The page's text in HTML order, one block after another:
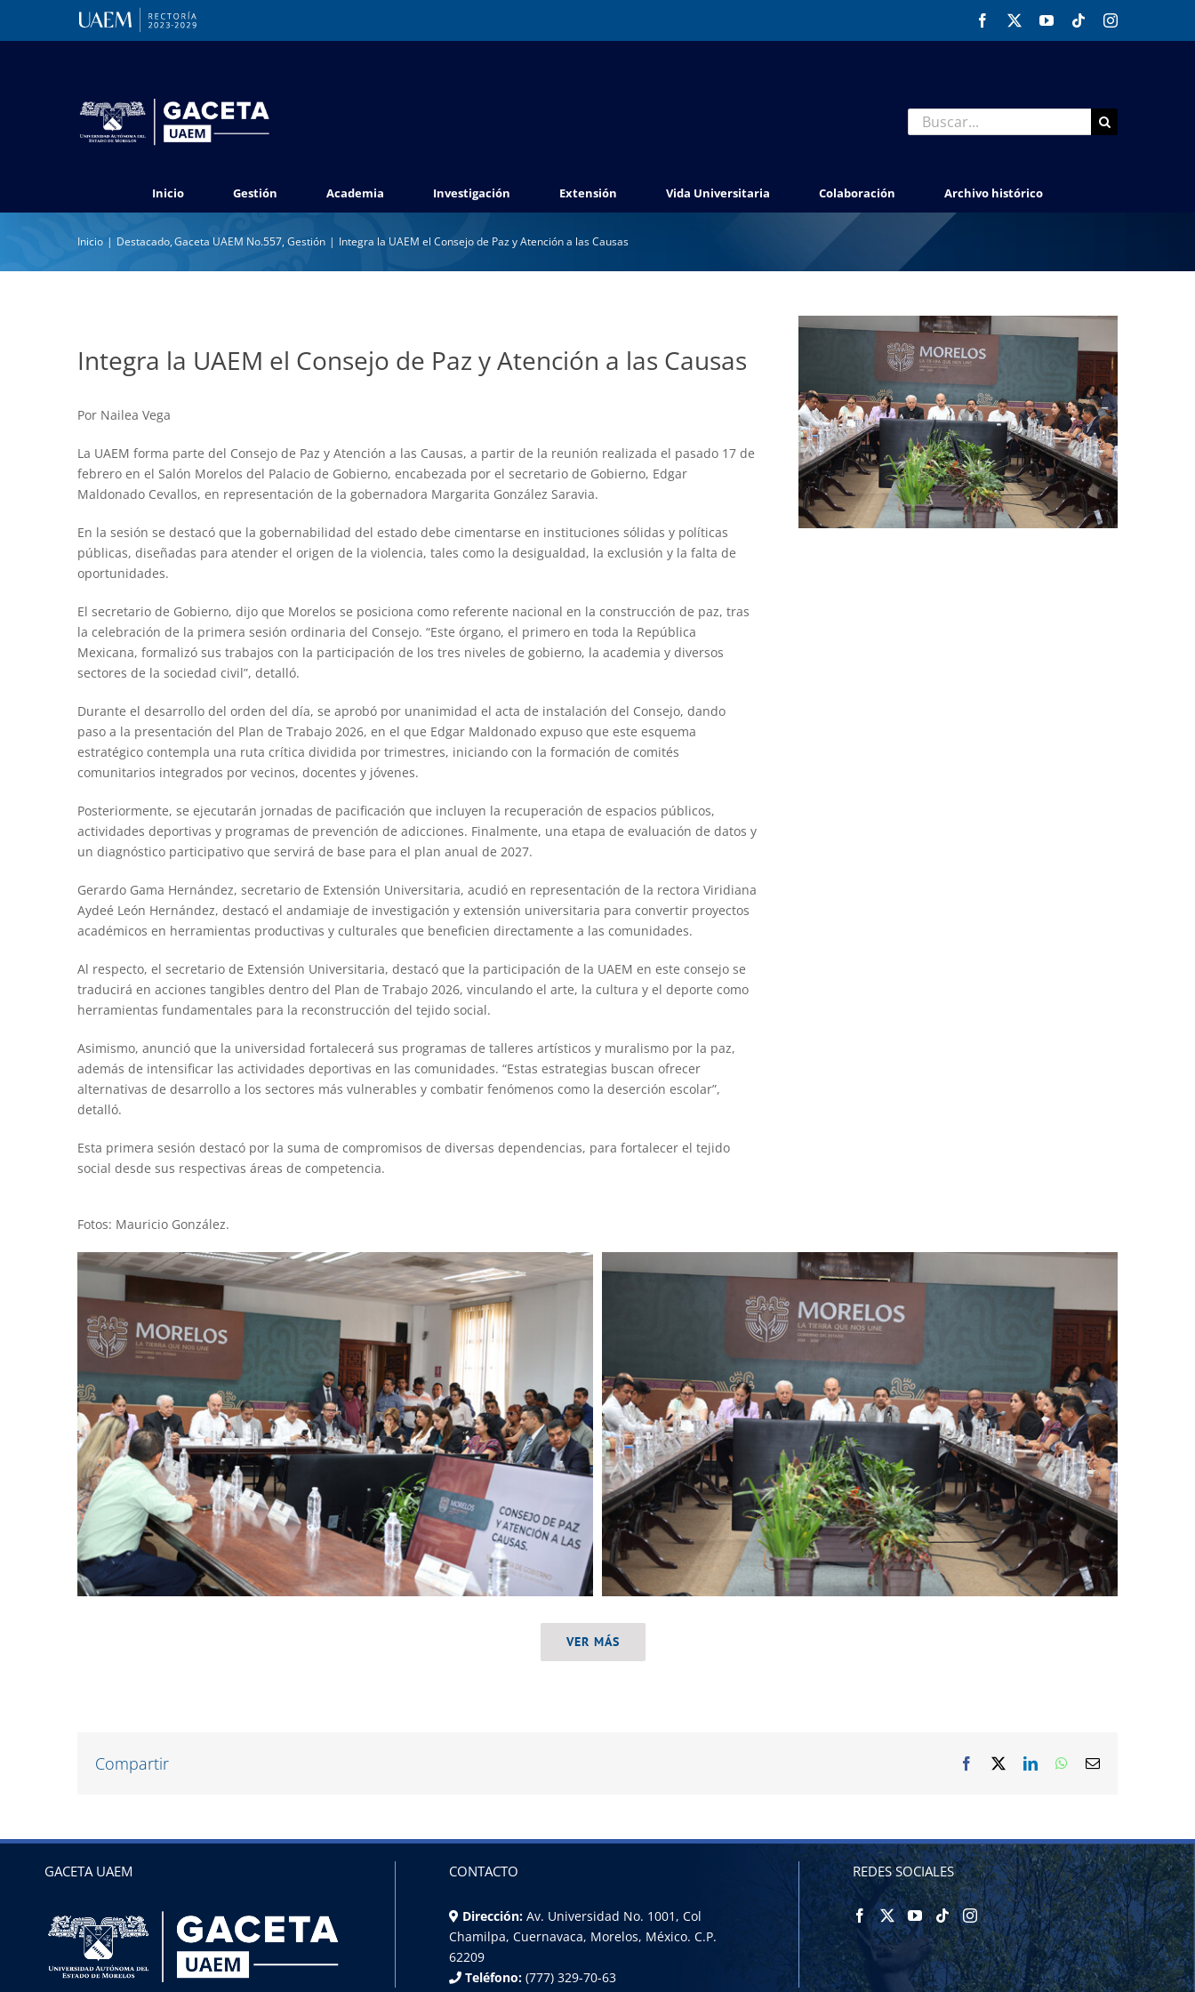
Facebook YouTubeTiktokInstagram
Buscar:
Inicio Gestión Academia Investigación Extensión Vida Universitaria Colaboración Archivo histórico
Inicio Destacado Gaceta UAEM No.557 Gestión Integra la UAEM el Consejo de Paz y Atención a las Causas
Integra la UAEM el Consejo de Paz y Atención a las Causas
Por Nailea Vega
La UAEM forma parte del Consejo de Paz y Atención a las Causas, a partir de la reunión realizada el pasado 17 de
febrero en el Salón Morelos del Palacio de Gobierno, encabezada por el secretario de Gobierno, Edgar
Maldonado Cevallos, en representación de la gobernadora Margarita González Saravia.
En la sesión se destacó que la gobernabilidad del estado debe cimentarse en instituciones sólidas y políticas
públicas, diseñadas para atender el origen de la violencia, tales como la desigualdad, la exclusión y la falta de
oportunidades.
El secretario de Gobierno, dijo que Morelos se posiciona como referente nacional en la construcción de paz, tras
la celebración de la primera sesión ordinaria del Consejo. “Este órgano, el primero en toda la República
Mexicana, formalizó sus trabajos con la participación de los tres niveles de gobierno, la academia y diversos
sectores de la sociedad civil”, detalló.
Durante el desarrollo del orden del día, se aprobó por unanimidad el acta de instalación del Consejo, dando
paso a la presentación del Plan de Trabajo 2026, en el que Edgar Maldonado expuso que este esquema
estratégico contempla una ruta crítica dividida por trimestres, iniciando con la formación de comités
comunitarios integrados por vecinos, docentes y jóvenes.
Posteriormente, se ejecutarán jornadas de pacificación que incluyen la recuperación de espacios públicos,
actividades deportivas y programas de prevención de adicciones. Finalmente, una etapa de evaluación de datos y
un diagnóstico participativo que servirá de base para el plan anual de 2027.
Gerardo Gama Hernández, secretario de Extensión Universitaria, acudió en representación de la rectora Viridiana
Aydeé León Hernández, destacó el andamiaje de investigación y extensión universitaria para convertir proyectos
académicos en herramientas productivas y culturales que beneficien directamente a las comunidades.
Al respecto, el secretario de Extensión Universitaria, destacó que la participación de la UAEM en este consejo se
traducirá en acciones tangibles dentro del Plan de Trabajo 2026, vinculando el arte, la cultura y el deporte como
herramientas fundamentales para la reconstrucción del tejido social.
Asimismo, anunció que la universidad fortalecerá sus programas de talleres artísticos y muralismo por la paz,
además de intensificar las actividades deportivas en las comunidades. “Estas estrategias buscan ofrecer
alternativas de desarrollo a los sectores más vulnerables y combatir fenómenos como la deserción escolar”,
detalló.
Esta primera sesión destacó por la suma de compromisos de diversas dependencias, para fortalecer el tejido
social desde sus respectivas áreas de competencia.
Fotos: Mauricio González.
VER MÁS
Compartir Facebook LinkedInWhatsApp
Correo
GACETA UAEM CONTACTO
Dirección: Av. Universidad No. 1001, Col
Chamilpa, Cuernavaca, Morelos, México. C.P.
62209
Teléfono:(777) 329-70-63
REDES SOCIALES